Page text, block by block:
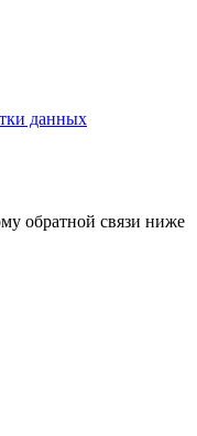
данных
обратной связи ниже